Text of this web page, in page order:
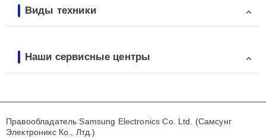
Виды техники
Наши сервисные центры
Правообладатель Samsung Electronics Co. Ltd. (Самсунг
Электроникс Ко., Лтд.)